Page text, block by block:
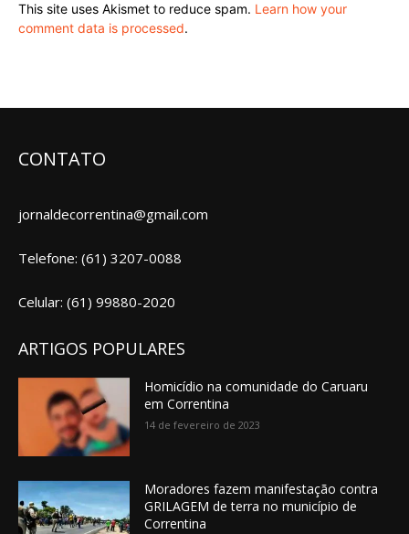
This site uses Akismet to reduce spam. Learn how your
comment data is processed.
CONTATO
jornaldecorrentina@gmail.com
Telefone: (61) 3207-0088
Celular: (61) 99880-2020
ARTIGOS POPULARES
Homicídio na comunidade do Caruaru
em Correntina
14 de fevereiro de 2023
Moradores fazem manifestação contra
GRILAGEM de terra no município de
Correntina